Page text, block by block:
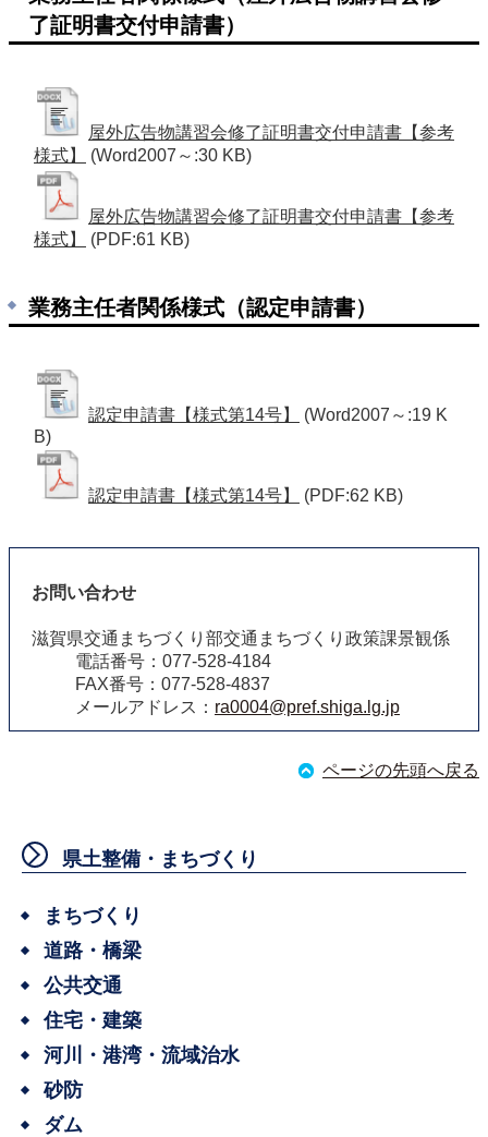
了証明書交付申請書）
屋外広告物講習会修了証明書交付申請書【参考
様式】
(Word2007～:30 KB)
屋外広告物講習会修了証明書交付申請書【参考
様式】
(PDF:61 KB)
業務主任者関係様式（認定申請書）
認定申請書【様式第14号】
(Word2007～:19 K
B)
認定申請書【様式第14号】 (PDF:62 KB)
お問い合わせ
滋賀県交通まちづくり部交通まちづくり政策課景観係
電話番号：077-528-4184
FAX番号：077-528-4837
メールアドレス： ra0004@pref.shiga.lg.jp
ページの先頭へ戻る
県土整備・まちづくり
まちづくり
道路・橋梁
公共交通
住宅・建築
河川・港湾・流域治水
砂防
ダム